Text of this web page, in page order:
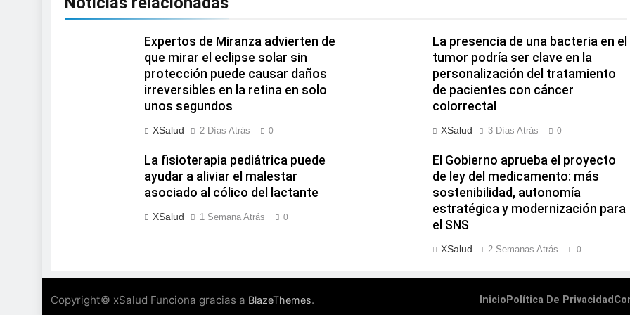
Expertos de Miranza advierten de
que mirar el eclipse solar sin
protección puede causar daños
irreversibles en la retina en solo
unos segundos
XSalud 2 Días Atrás 0
La presencia de una bacteria en el
tumor podría ser clave en la
personalización del tratamiento
de pacientes con cáncer
colorrectal
XSalud 3 Días Atrás 0
La fisioterapia pediátrica puede
ayudar a aliviar el malestar
asociado al cólico del lactante
XSalud 1 Semana Atrás 0
El Gobierno aprueba el proyecto
de ley del medicamento: más
sostenibilidad, autonomía
estratégica y modernización para
el SNS
XSalud 2 Semanas Atrás 0
Copyright© xSalud Funciona gracias a BlazeThemes. Inicio Política De Privacidad